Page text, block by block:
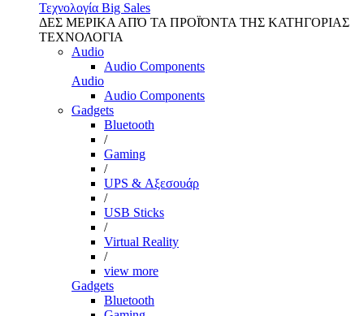
Τεχνολογία Big Sales
ΔΕΣ ΜΕΡΙΚΑ ΑΠΌ ΤΑ ΠΡΟΪΌΝΤΑ ΤΗΣ ΚΑΤΗΓΟΡΙΑΣ
ΤΕΧΝΟΛΟΓΙΑ
Audio
Audio Components
Audio
Audio Components
Gadgets
Bluetooth
/
Gaming
/
UPS & Αξεσουάρ
/
USB Sticks
/
Virtual Reality
/
view more
Gadgets
Bluetooth